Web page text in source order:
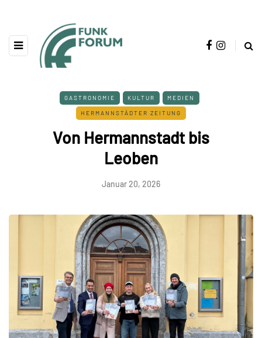
GASTRONOMIE KULTUR MEDIEN
HERMANNSTÄDTER ZEITUNG
Von Hermannstadt bis
Leoben
Januar 20, 2026